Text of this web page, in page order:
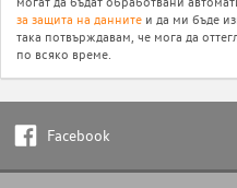
за защита на данните и да ми бъде
така потвърждавам, че мога да
по всяко време.
Facebook